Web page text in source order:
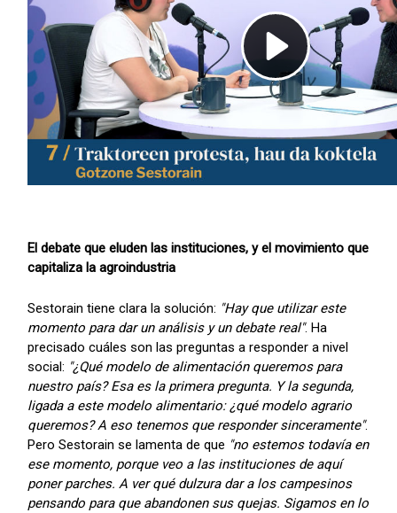
El debate que eluden las instituciones, y el movimiento que
capitaliza la agroindustria
Sestorain tiene clara la solución: "Hay que utilizar este
momento para dar un análisis y un debate real". Ha
precisado cuáles son las preguntas a responder a nivel
social: "¿Qué modelo de alimentación queremos para
nuestro país? Esa es la primera pregunta. Y la segunda,
ligada a este modelo alimentario: ¿qué modelo agrario
queremos? A eso tenemos que responder sinceramente".
Pero Sestorain se lamenta de que "no estemos todavía en
ese momento, porque veo a las instituciones de aquí
poner parches. A ver qué dulzura dar a los campesinos
pensando para que abandonen sus quejas. Sigamos en lo